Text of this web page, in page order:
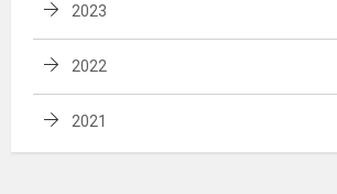
2023
2022
2021